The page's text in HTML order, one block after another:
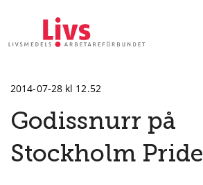
2014-07-28 kl 12.52
Godissnurr på
Stockholm Pride